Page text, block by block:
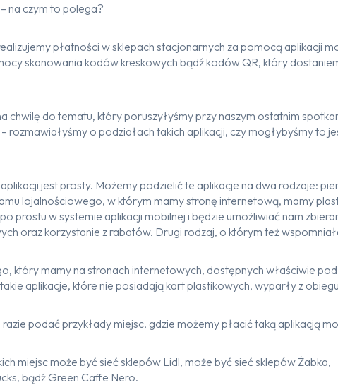
na czym to polega?
płatności w sklepach stacjonarnych za pomocą aplikacji
skanowania kodów kreskowych bądź kodów QR, który
chwilę do tematu, który poruszyłyśmy przy naszym ostatnim
rozmawiałyśmy o podziałach takich aplikacji, czy mogłybyśmy to
jest prosty. Możemy podzielić te aplikacje na dwa rodzaje:
lojalnościowego, w którym mamy stronę internetową, mamy
prostu w systemie aplikacji mobilnej i będzie umożliwiać nam
oraz korzystanie z rabatów. Drugi rodzaj, o którym też
który mamy na stronach internetowych, dostępnych właściwie
aplikacje, które nie posiadają kart plastikowych, wyparły z
podać przykłady miejsc, gdzie możemy płacić taką aplikacją
miejsc może być sieć sklepów Lidl, może być sieć sklepów Żabka,
bądź Green Caffe Nero.